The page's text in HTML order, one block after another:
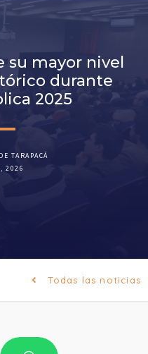
su mayor nivel
durante
2025
TARAPACÁ
2026
Todas las noticias